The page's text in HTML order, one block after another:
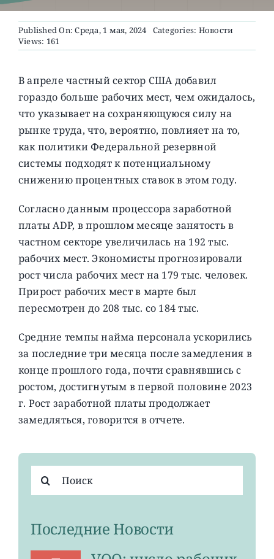
О ПРОЕКТЕ
Published On: Среда, 1 мая, 2024 Categories: Новости
Views: 161
В апреле частный сектор США добавил
гораздо больше рабочих мест, чем ожидалось,
что указывает на сохраняющуюся силу на
рынке труда, что, вероятно, повлияет на то,
как политики Федеральной резервной
системы подходят к потенциальному
снижению процентных ставок в этом году.
Согласно данным процессора заработной
платы ADP, в прошлом месяце занятость в
частном секторе увеличилась на 192 тыс.
рабочих мест. Экономисты прогнозировали
рост числа рабочих мест на 179 тыс. человек.
Прирост рабочих мест в марте был
пересмотрен до 208 тыс. со 184 тыс.
Средние темпы найма персонала ускорились
за последние три месяца после замедления в
конце прошлого года, почти сравнявшись с
ростом, достигнутым в первой половине 2023
г. Рост заработной платы продолжает
замедляться, говорится в отчете.
поиска:
Последние Новости